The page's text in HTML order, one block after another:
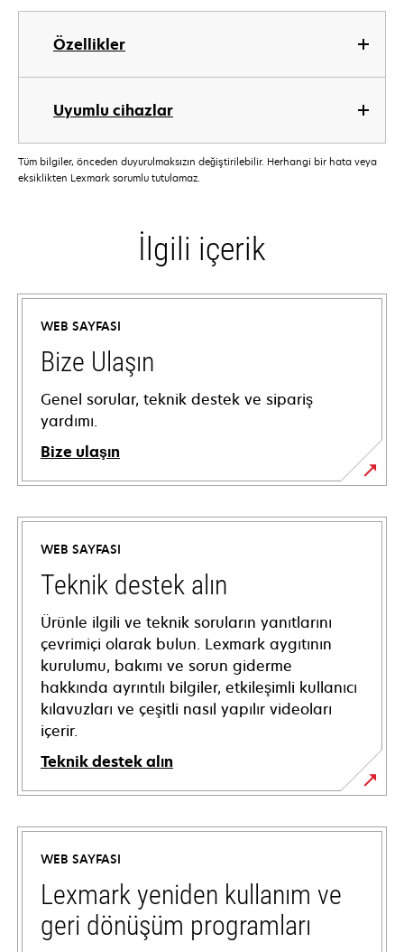
Özellikler
Uyumlu cihazlar
Tüm bilgiler, önceden duyurulmaksızın değiştirilebilir. Herhangi bir hata veya
eksiklikten Lexmark sorumlu tutulamaz.
İlgili içerik
WEB SAYFASI
Bize Ulaşın
Genel sorular, teknik destek ve sipariş
yardımı.
Bize ulaşın
WEB SAYFASI
Teknik destek alın
Ürünle ilgili ve teknik soruların yanıtlarını
çevrimiçi olarak bulun. Lexmark aygıtının
kurulumu, bakımı ve sorun giderme
hakkında ayrıntılı bilgiler, etkileşimli kullanıcı
kılavuzları ve çeşitli nasıl yapılır videoları
içerir.
Teknik destek alın
opens
in
new
tab
WEB SAYFASI
Lexmark yeniden kullanım ve
geri dönüşüm programları